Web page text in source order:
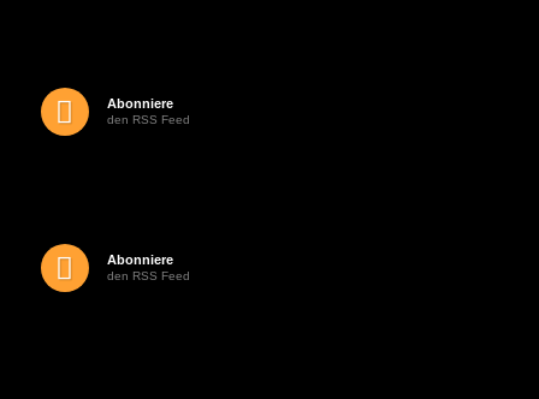
Abonniere
den RSS Feed
Abonniere
den RSS Feed